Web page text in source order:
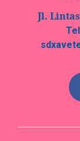
Jl.